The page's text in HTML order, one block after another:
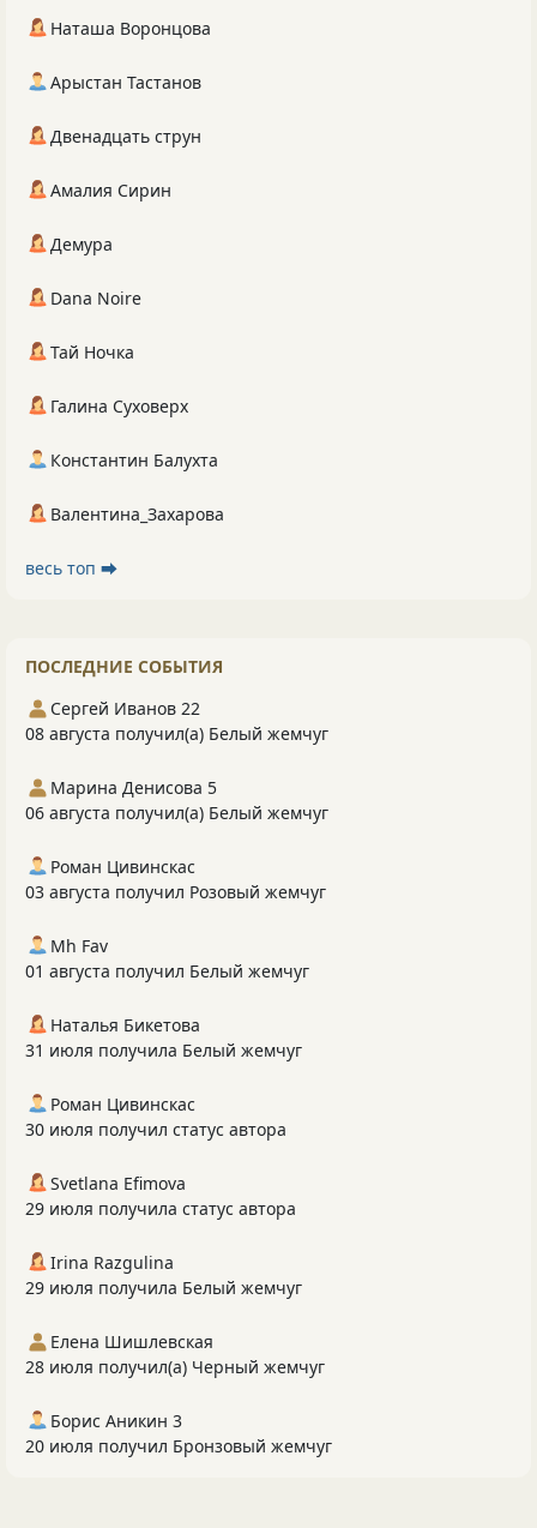
Наташа Воронцова
Арыстан Тастанов
Двенадцать струн
Амалия Сирин
Демура
Dana Noire
Тай Ночка
Галина Суховерх
Константин Балухта
Валентина_Захарова
весь топ ⮕
ПОСЛЕДНИЕ СОБЫТИЯ
Сергей Иванов 22
08 августа получил(а) Белый жемчуг
Марина Денисова 5
06 августа получил(а) Белый жемчуг
Роман Цивинскас
03 августа получил Розовый жемчуг
Mh Fav
01 августа получил Белый жемчуг
Наталья Бикетова
31 июля получила Белый жемчуг
Роман Цивинскас
30 июля получил статус автора
Svetlana Efimova
29 июля получила статус автора
Irina Razgulina
29 июля получила Белый жемчуг
Елена Шишлевская
28 июля получил(а) Черный жемчуг
Борис Аникин 3
20 июля получил Бронзовый жемчуг